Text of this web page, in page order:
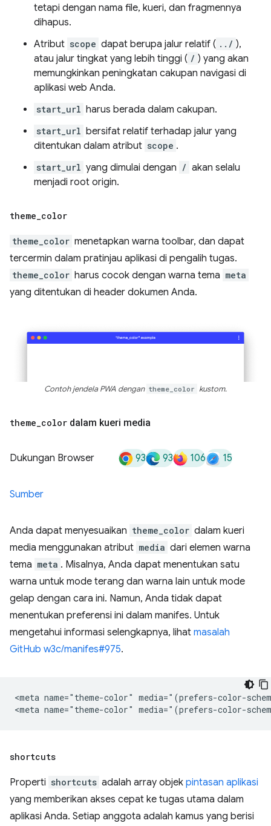
tetapi dengan nama file, kueri, dan fragmennya
dihapus.
Atribut scope dapat berupa jalur relatif ( ../ ),
atau jalur tingkat yang lebih tinggi ( / ) yang akan
memungkinkan peningkatan cakupan navigasi di
aplikasi web Anda.
start_url harus berada dalam cakupan.
start_url bersifat relatif terhadap jalur yang
ditentukan dalam atribut scope .
start_url yang dimulai dengan / akan selalu
menjadi root origin.
theme_color
theme_color menetapkan warna toolbar, dan dapat
tercermin dalam pratinjau aplikasi di pengalih tugas.
theme_color harus cocok dengan warna tema meta
yang ditentukan di header dokumen Anda.
Contoh jendela PWA dengan theme_color kustom.
theme_color dalam kueri media
Dukungan Browser 93 93 106 15
Sumber
Anda dapat menyesuaikan theme_color dalam kueri
media menggunakan atribut media dari elemen warna
tema meta . Misalnya, Anda dapat menentukan satu
warna untuk mode terang dan warna lain untuk mode
gelap dengan cara ini. Namun, Anda tidak dapat
menentukan preferensi ini dalam manifes. Untuk
mengetahui informasi selengkapnya, lihat masalah
GitHub w3c/manifes#975.
<meta name="theme-color" media="(prefers-color-
shortcuts
Properti shortcuts adalah array objek pintasan aplikasi
yang memberikan akses cepat ke tugas utama dalam
aplikasi Anda. Setiap anggota adalah kamus yang berisi